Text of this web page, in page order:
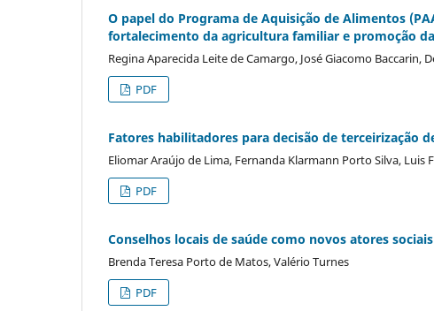
O papel do Programa de Aquisição de Alimentos
fortalecimento da agricultura familiar e promoção
Regina Aparecida Leite de Camargo, José Giacomo Baccarin,
PDF
Fatores habilitadores para decisão de terceirização
Eliomar Araújo de Lima, Fernanda Klarmann Porto Silva, Luis
PDF
Conselhos locais de saúde como novos atores
Brenda Teresa Porto de Matos, Valério Turnes
PDF